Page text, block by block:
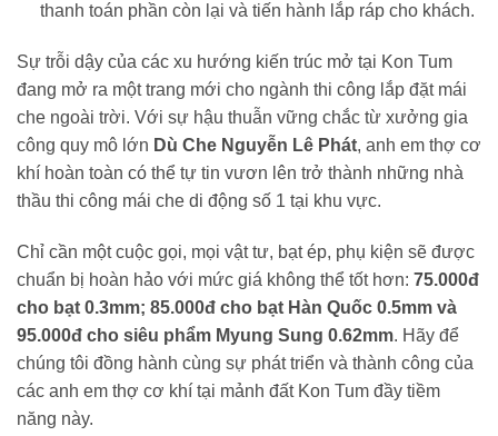
thanh toán phần còn lại và tiến hành lắp ráp cho khách.
Sự trỗi dậy của các xu hướng kiến trúc mở tại Kon Tum
đang mở ra một trang mới cho ngành thi công lắp đặt mái
che ngoài trời. Với sự hậu thuẫn vững chắc từ xưởng gia
công quy mô lớn Dù Che Nguyễn Lê Phát, anh em thợ cơ
khí hoàn toàn có thể tự tin vươn lên trở thành những nhà
thầu thi công mái che di động số 1 tại khu vực.
Chỉ cần một cuộc gọi, mọi vật tư, bạt ép, phụ kiện sẽ được
chuẩn bị hoàn hảo với mức giá không thể tốt hơn: 75.000đ
cho bạt 0.3mm; 85.000đ cho bạt Hàn Quốc 0.5mm và
95.000đ cho siêu phẩm Myung Sung 0.62mm. Hãy để
chúng tôi đồng hành cùng sự phát triển và thành công của
các anh em thợ cơ khí tại mảnh đất Kon Tum đầy tiềm
năng này.